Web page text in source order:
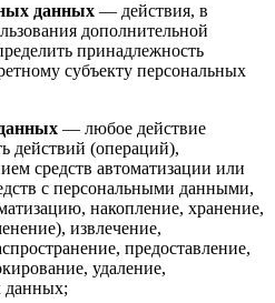
данных — действия, в
дополнительной
принадлежность
субъекту персональных
— любое действие
действий (операций),
средств автоматизации или
с персональными данными,
накопление, хранение,
извлечение,
предоставление,
удаление,
данных;